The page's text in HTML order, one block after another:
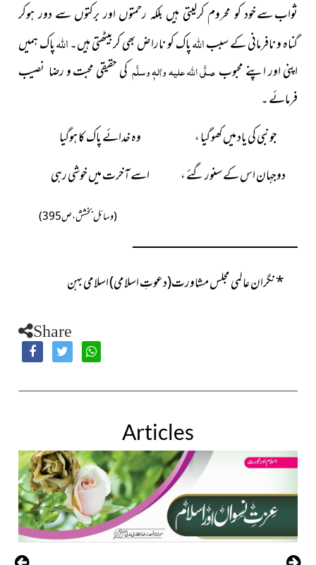
ثواب سےخود کو محروم کرلیتی ہیں بلکہ رحمتوں اور برکتوں سے دور ہوکر
گناہ و نافرمانی کے سبباللہپاککو ناراض بھی کربیٹھتی ہیں۔اللہپاک ہمیں
اپنی اور اپنے محبوبصلَّی اللہ علیہ واٰلہٖ وسلَّم کی حقیقی محبت و رضا نصیب
فرمائے ۔
جو نبی کی یاد میں کھو گیا ، وہ خدائے پاک کا ہوگیا
دوجہان اس کے سنور گئے ، اسے آخرت میں خوشی رہی
(وسائل بخشش ، ص395)
ــــــــــــــــــــــــــــــــــــــــــــــــــــــــــــــــــــــــــــــ
*نگران عالمی مجلس مشاورت(دعوتِ اسلامی) اسلامی بہن
Share
Articles